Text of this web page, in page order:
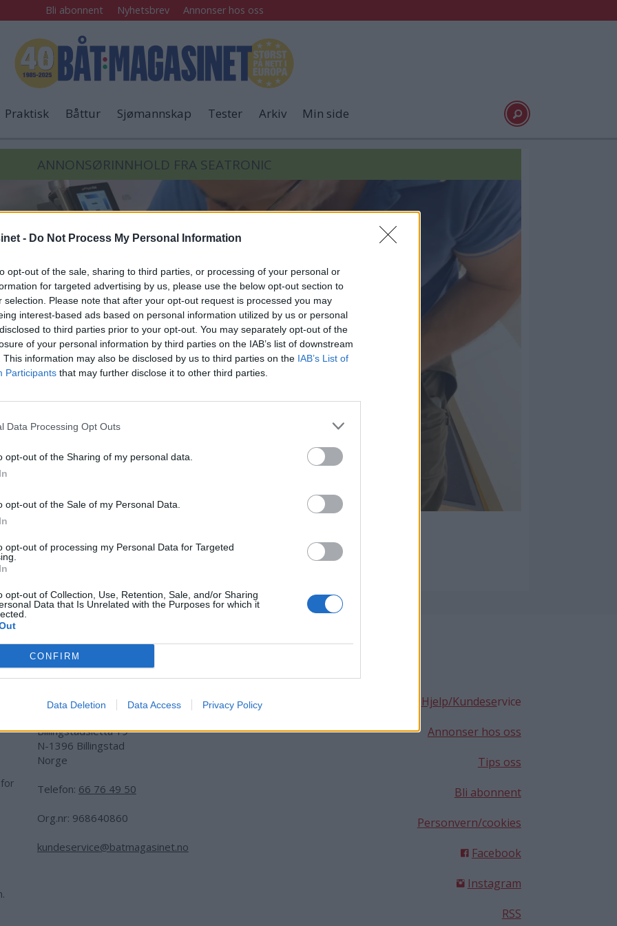
- Do Not Process My Personal Information
opt-out of the sale, sharing to third parties, or processing of your personal or
for targeted advertising by us, please use the below opt-out section to
selection. Please note that after your opt-out request is processed you may
interest-based ads based on personal information utilized by us or personal
to third parties prior to your opt-out. You may separately opt-out of the
of your personal information by third parties on the IAB’s list of downstream
This information may also be disclosed by us to third parties on the IAB’s List of
Participants that may further disclose it to other third parties.
Data Processing Opt Outs
opt-out of the Sharing of my personal data.
opt-out of the Sale of my Personal Data.
opt-out of processing my Personal Data for Targeted
opt-out of Collection, Use, Retention, Sale, and/or Sharing
Data that Is Unrelated with the Purposes for which it
CONFIRM
Data Deletion Data Access Privacy Policy
Bli abonnent Nyhetsbrev Annonser hos oss
Praktisk Båttur Sjømannskap Tester Arkiv Min side
ANNONSØRINNHOLD FRA SEATRONIC
blir mer behagelig å oppholde seg om bord.
Adresse:
Billingstadsletta 19
N-1396 Billingstad
Norge
Telefon: 66 76 49 50
Org.nr: 968640860
kundeservice@batmagasinet.no
Hjelp/Kundeservice
Annonser hos oss
Tips oss
Bli abonnent
Personvern/cookies
Facebook
Instagram
RSS